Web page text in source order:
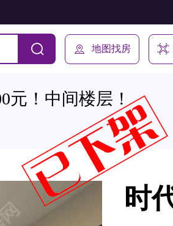
地图找房
元！中间楼层！
时